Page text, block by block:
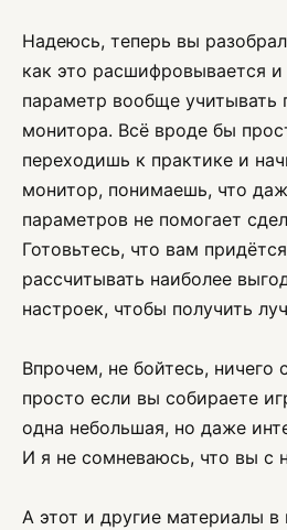
Надеюсь, теперь вы
как это расшифровывается и
параметр вообще учитывать
монитора. Всё вроде бы
переходишь к практике и
монитор, понимаешь, что
параметров не помогает
Готовьтесь, что вам
рассчитывать наиболее
настроек, чтобы получить
Впрочем, не бойтесь, ничего
просто если вы собираете
одна небольшая, но даже
И я не сомневаюсь, что вы с
А этот и другие материалы в